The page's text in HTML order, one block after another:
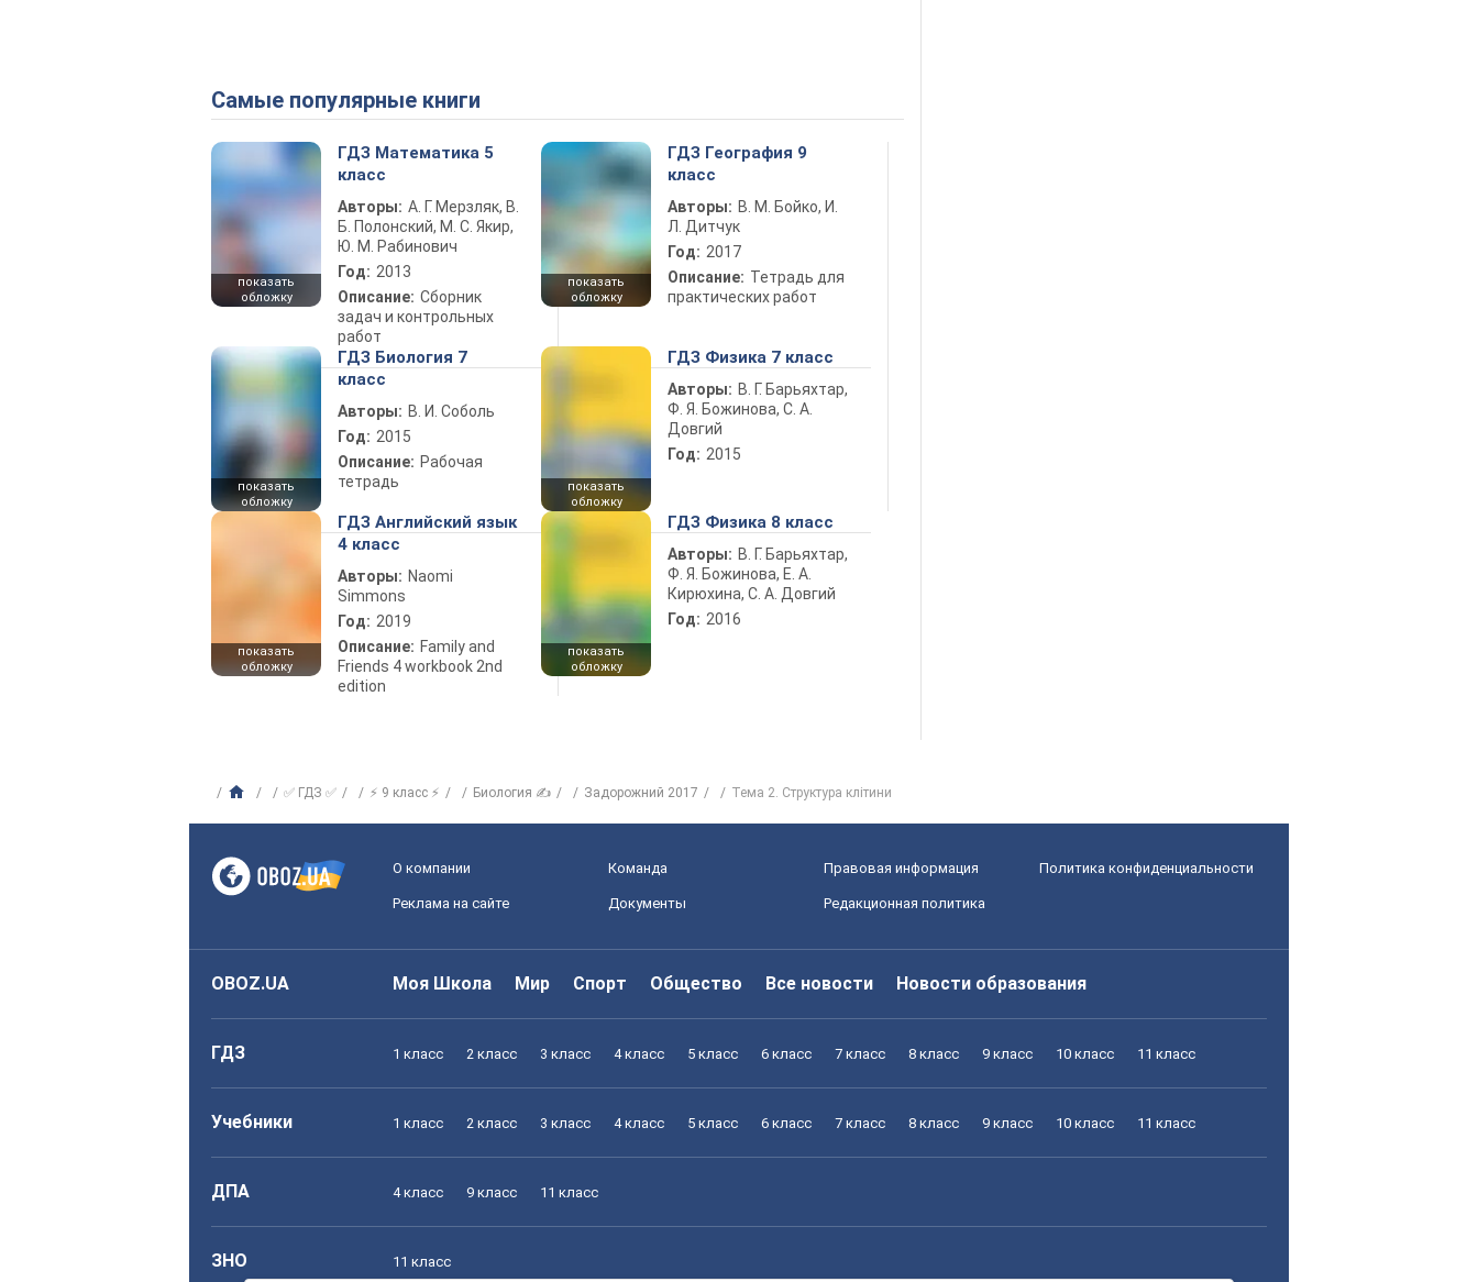
Самые популярные книги
показать
обложку
ГДЗ Математика 5
класс
Авторы: А. Г. Мерзляк, В.
Б. Полонский, М. С. Якир,
Ю. М. Рабинович
Год: 2013
Описание: Сборник
задач и контрольных
работ
показать
обложку
ГДЗ География 9
класс
Авторы: В. М. Бойко, И.
Л. Дитчук
Год: 2017
Описание: Тетрадь для
практических работ
показать
обложку
ГДЗ Биология 7
класс
Авторы: В. И. Соболь
Год: 2015
Описание: Рабочая
тетрадь
показать
обложку
ГДЗ Физика 7 класс
Авторы: В. Г. Барьяхтар,
Ф. Я. Божинова, С. А.
Довгий
Год: 2015
показать
обложку
ГДЗ Английский язык
4 класс
Авторы: Naomi
Simmons
Год: 2019
Описание: Family and
Friends 4 workbook 2nd
edition
показать
обложку
ГДЗ Физика 8 класс
Авторы: В. Г. Барьяхтар,
Ф. Я. Божинова, Е. А.
Кирюхина, С. А. Довгий
Год: 2016
✅ ГДЗ ✅ ⚡ 9 класс ⚡ Биология ✍ Задорожний 2017 Тема 2. Структура клітини
О компании Команда Правовая информация Политика конфиденциальности
Реклама на сайте Документы Редакционная политика
OBOZ.UA Моя Школа Мир Спорт Общество Все новости Новости образования
ГДЗ 1 класс 2 класс 3 класс 4 класс 5 класс 6 класс 7 класс 8 класс 9 класс 10 класс 11 класс
Учебники 1 класс 2 класс 3 класс 4 класс 5 класс 6 класс 7 класс 8 класс 9 класс 10 класс 11 класс
ДПА 4 класс 9 класс 11 класс
ЗНО 11 класс